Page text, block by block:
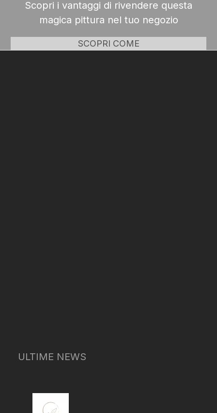
Scopri i vantaggi di rivendere questa
magica pittura nel tuo negozio
SCOPRI COME
ULTIME NEWS